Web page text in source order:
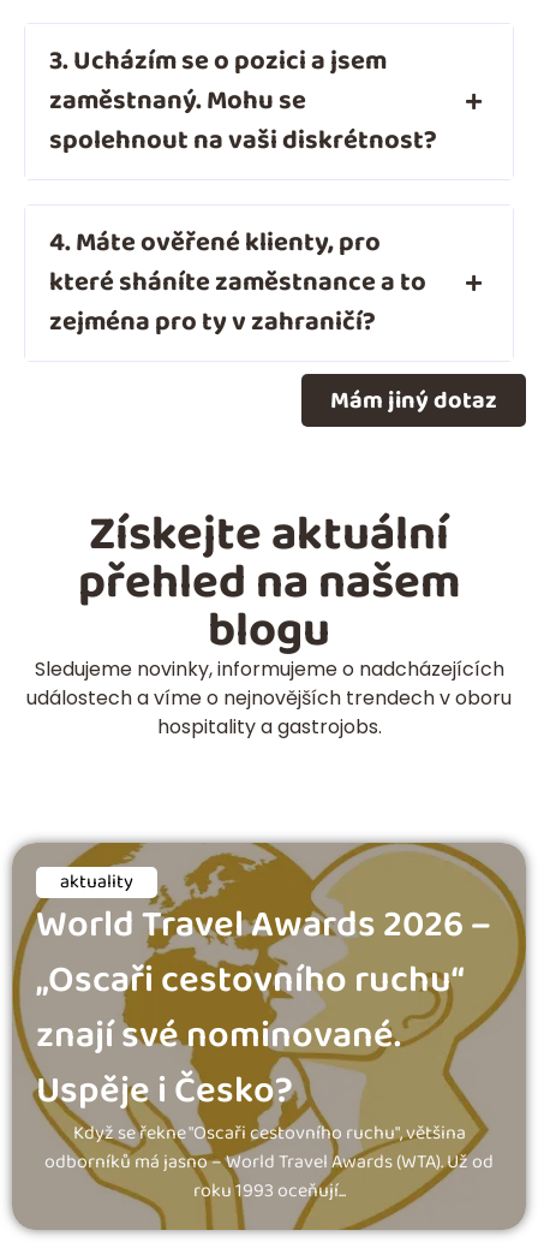
3. Ucházím se o pozici a jsem
zaměstnaný. Mohu se
spolehnout na vaši diskrétnost?
4. Máte ověřené klienty, pro
které sháníte zaměstnance a to
zejména pro ty v zahraničí?
Mám jiný dotaz
Získejte aktuální
přehled na našem
blogu
Sledujeme novinky, informujeme o nadcházejících
událostech a víme o nejnovějších trendech v oboru
hospitality a gastrojobs.
aktuality
World Travel Awards 2026 –
„Oscaři cestovního ruchu“
znají své nominované.
Uspěje i Česko?
Když se řekne "Oscaři cestovního ruchu", většina
odborníků má jasno – World Travel Awards (WTA). Už od
roku 1993 oceňují...